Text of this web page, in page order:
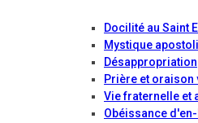
Docilité au Saint
Mystique
Désappropriation
Prière et oraison
Vie fraternelle et
Obéissance